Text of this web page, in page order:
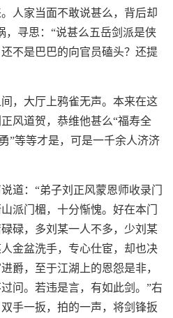
人家当面不敢说甚么，背后却
，寻思：“说甚么五岳剑派是侠
不是巴巴的向官员磕头？还提
，大厅上鸦雀无声。本来在这
风道贺，恭维他甚么“福寿全
”等等才是，可是一千余人济济
道：“弟子刘正风蒙恩师收录门
派门楣，十分惭愧。好在本门
碌，多刘某一人不多，少刘某
金盆洗手，专心仕宦，却也决
爵，至于江湖上的恩怨是非，
问。若违是言，有如此剑。”右
手一扳，拍的一声，将剑锋扳